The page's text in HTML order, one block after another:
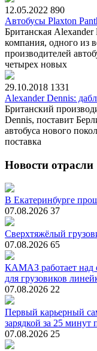
12.05.2022 890
Автобусы Plaxton
Британская
компания, одного из
производителей
четырех новых
29.10.2018 1331
Alexander Dennis:
Британский
Dennis, поставит
автобуса нового
поставка
Новости отрасли
В Екатеринбурге
07.08.2026 37
Сверхтяжёлый
07.08.2026 65
КАМАЗ работает над
для грузовиков
07.08.2026 22
Первый карьерный
зарядкой за 25 минут
07.08.2026 25